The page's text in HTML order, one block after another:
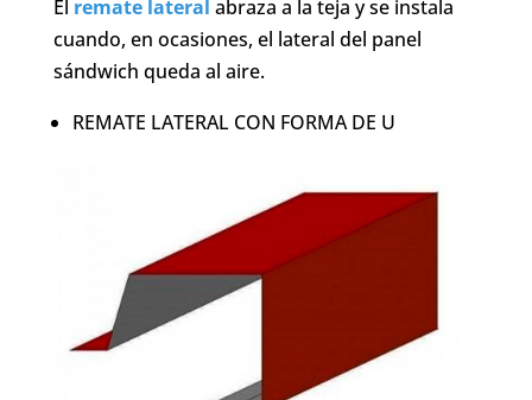
El remate lateral abraza a la teja y se instala
cuando, en ocasiones, el lateral del panel
sándwich queda al aire.
REMATE LATERAL CON FORMA DE U